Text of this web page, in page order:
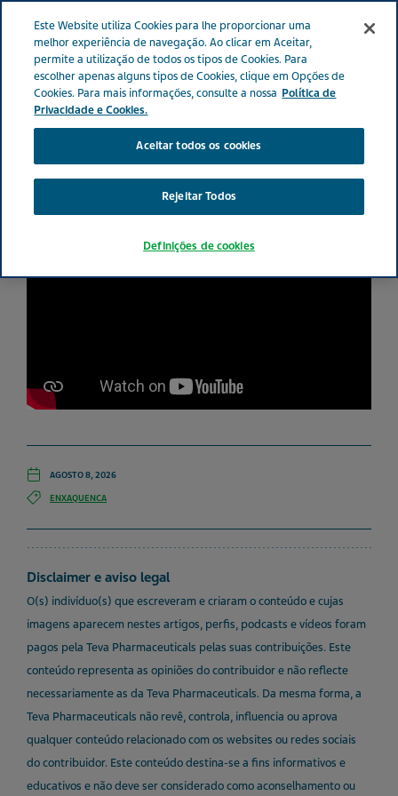
Carlos conta-nos como é
viver com enxaqueca
AGOSTO 8, 2026
ENXAQUENCA
Disclaimer e aviso legal
O(s) indivíduo(s) que escreveram e criaram o conteúdo e cujas
imagens aparecem nestes artigos, perfis, podcasts e vídeos foram
pagos pela Teva Pharmaceuticals pelas suas contribuições. Este
conteúdo representa as opiniões do contribuidor e não reflecte
necessariamente as da Teva Pharmaceuticals. Da mesma forma, a
Teva Pharmaceuticals não revê, controla, influencia ou aprova
qualquer conteúdo relacionado com os websites ou redes sociais
do contribuidor. Este conteúdo destina-se a fins informativos e
educativos e não deve ser considerado como aconselhamento ou
Este Website utiliza Cookies para lhe proporcionar uma
melhor experiência de navegação. Ao clicar em Aceitar,
permite a utilização de todos os tipos de Cookies. Para
escolher apenas alguns tipos de Cookies, clique em Opções de
Cookies. Para mais informações, consulte a nossa Política de
Privacidade e Cookies.
Aceitar todos os cookies
Rejeitar Todos
Definições de cookies